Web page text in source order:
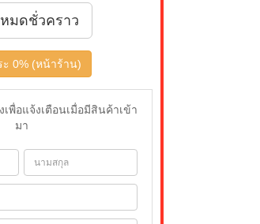
มดชั่วคราว
0% (หน้าร้าน)
พื่อแจ้งเตือนเมื่อมีสินค้าเข้า
มา